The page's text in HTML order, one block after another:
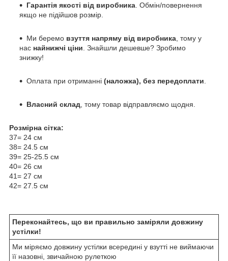
Гарантія якості від виробника . Обмін/повернення
якщо не підійшов розмір.
Ми беремо взуття напряму від виробника , тому у
нас найнижчі ціни . Знайшли дешевше? Зробимо
знижку!
Оплата при отриманні (наложка), без передоплати
Власний склад , тому товар відправляємо щодня.
Розмірна сітка:
37= 24 см
38= 24.5 см
39= 25-25.5 см
40= 26 см
41= 27 см
42= 27.5 см
Переконайтесь, що ви правильно заміряли довжину
устілки!
Ми міряємо довжину устілки всередині у взутті не виймаючи
її назовні, звичайною рулеткою